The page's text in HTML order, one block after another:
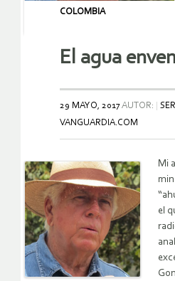
COLOMBIA
El agua
29 MAYO, 2017AUTOR:
VANGUARDIA.COM
Mi
el